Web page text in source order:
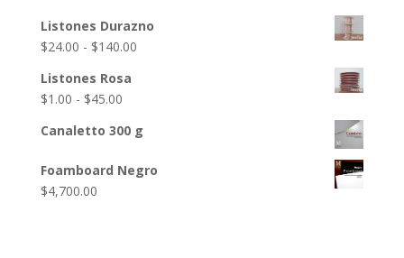
Listones Durazno
$24.00 - $140.00Rango
$24.00
$140.00
Listones Rosa
$1.00 - $45.00Rango
precios:
$1.00
Canaletto 300 g
Foamboard Negro
$4,700.00